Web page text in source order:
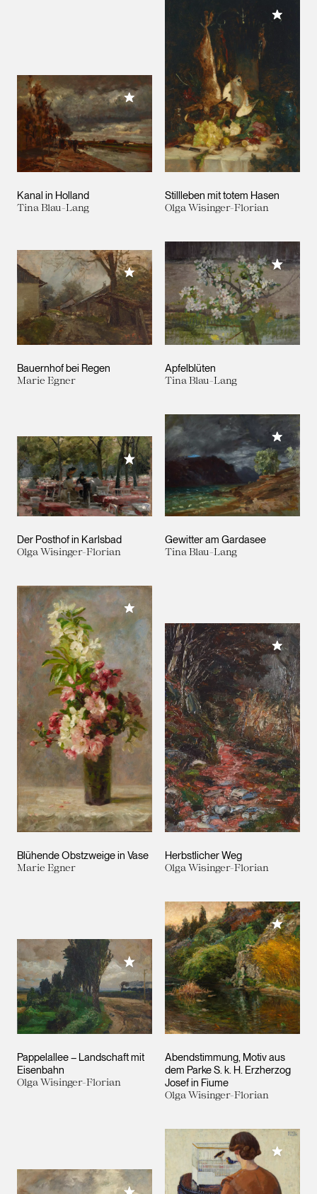
Kanal in Holland
Tina Blau-Lang
Meiner Sammlung hinzufügen
Stillleben mit totem Hasen
Olga Wisinger-Florian
Meiner
Bauernhof bei Regen
Marie Egner
Meiner Sammlung hinzufügen
Apfelblüten
Tina Blau-Lang
Meiner
Der Posthof in Karlsbad
Olga Wisinger-Florian
Meiner Sammlung hinzufügen
Gewitter am Gardasee
Tina Blau-Lang
Meiner
Blühende Obstzweige in Vase
Marie Egner
Meiner Sammlung hinzufügen
Herbstlicher Weg
Olga Wisinger-Florian
Meiner
Pappelallee – Landschaft mit
Eisenbahn
Olga Wisinger-Florian
Meiner Sammlung hinzufügen
Abendstimmung, Motiv aus
dem Parke S. k. H. Erzherzog
Josef in Fiume
Olga Wisinger-Florian
Meiner
Meiner